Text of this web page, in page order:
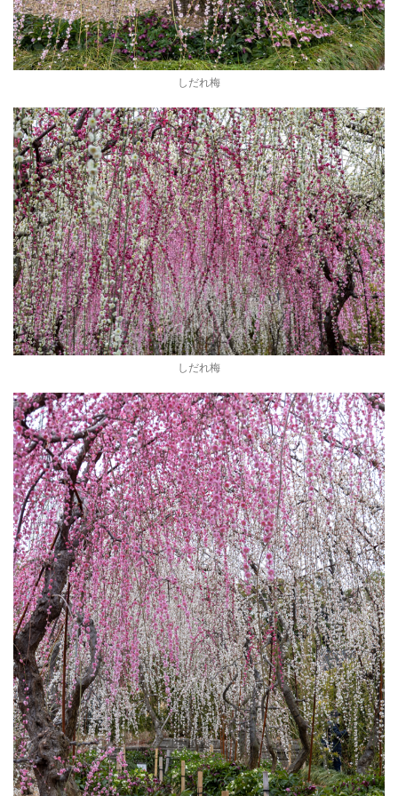
しだれ梅
しだれ梅